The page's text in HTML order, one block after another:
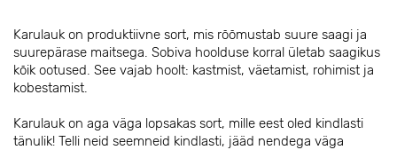
Karulauk on produktiivne sort, mis rõõmustab suure saagi ja
suurepärase maitsega. Sobiva hoolduse korral ületab saagikus
kõik ootused. See vajab hoolt: kastmist, väetamist, rohimist ja
kobestamist.
Karulauk on aga väga lopsakas sort, mille eest oled kindlasti
tänulik! Telli neid seemneid kindlasti, jääd nendega väga